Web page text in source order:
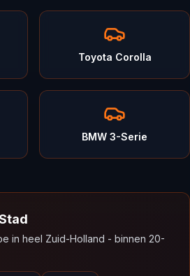
Toyota Corolla
BMW 3-Serie
in heel Zuid-Holland - binnen 20-